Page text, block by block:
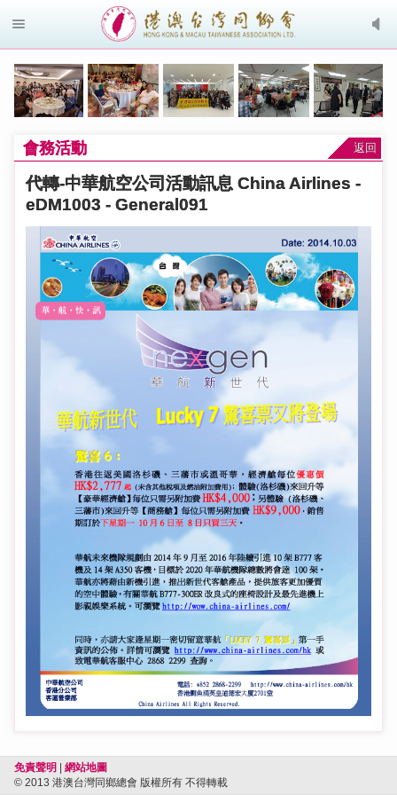
會務活動 返回
代轉-中華航空公司活動訊息 China Airlines -
eDM1003 - General091
免責聲明
網站地圖
© 2013 港澳台灣同鄉總會 版權所有 不得轉載